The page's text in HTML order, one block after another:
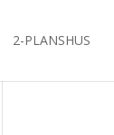
2-PLANSHUS